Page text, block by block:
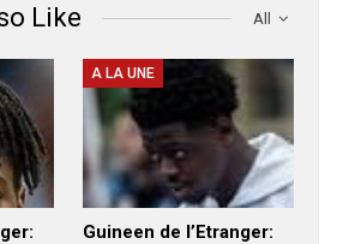
All
Like
A LA UNE
Guineen de l’Etranger: